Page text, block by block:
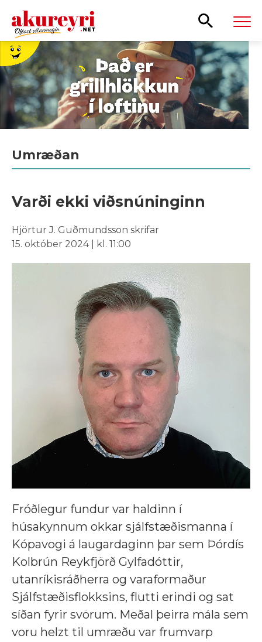
Leita
Umræðan
Varði ekki viðsnúninginn
Hjörtur J. Guðmundsson skrifar
15. október 2024 | kl. 11:00
Fróðlegur fundur var haldinn í
húsakynnum okkar sjálfstæðismanna í
Kópavogi á laugardaginn þar sem Þórdís
Kolbrún Reykfjörð Gylfadóttir,
utanríkisráðherra og varaformaður
Sjálfstæðisflokksins, flutti erindi og sat
síðan fyrir svörum. Meðal þeirra mála sem
voru helzt til umræðu var frumvarp